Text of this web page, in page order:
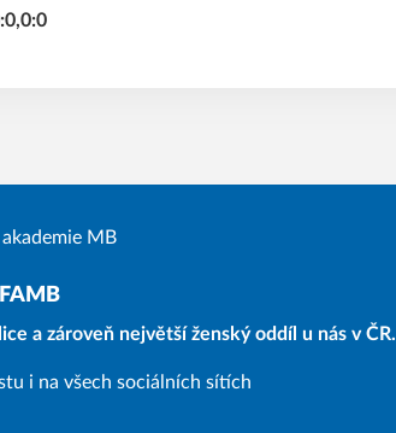
a zároveň největší ženský oddíl u nás v ČR.
i na všech sociálních sítích